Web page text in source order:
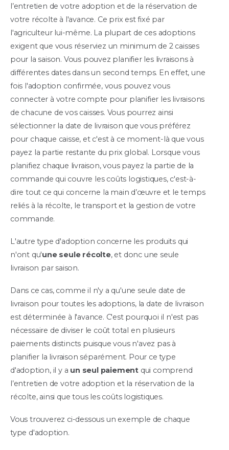
l’entretien de votre adoption et de la réservation de
votre récolte à l'avance. Ce prix est fixé par
l'agriculteur lui-même. La plupart de ces adoptions
exigent que vous réserviez un minimum de 2 caisses
pour la saison. Vous pouvez planifier les livraisons à
différentes dates dans un second temps. En effet, une
fois l'adoption confirmée, vous pouvez vous
connecter à votre compte pour planifier les livraisons
de chacune de vos caisses. Vous pourrez ainsi
sélectionner la date de livraison que vous préférez
pour chaque caisse, et c'est à ce moment-là que vous
payez la partie restante du prix global. Lorsque vous
planifiez chaque livraison, vous payez la partie de la
commande qui couvre les coûts logistiques, c'est-à-
dire tout ce qui concerne la main d’œuvre et le temps
reliés à la récolte, le transport et la gestion de votre
commande.
L'autre type d'adoption concerne les produits qui
n'ont qu'une seule récolte, et donc une seule
livraison par saison.
Dans ce cas, comme il n'y a qu'une seule date de
livraison pour toutes les adoptions, la date de livraison
est déterminée à l'avance. C'est pourquoi il n'est pas
nécessaire de diviser le coût total en plusieurs
paiements distincts puisque vous n'avez pas à
planifier la livraison séparément. Pour ce type
d'adoption, il y a un seul paiement qui comprend
l’entretien de votre adoption et la réservation de la
récolte, ainsi que tous les coûts logistiques.
Vous trouverez ci-dessous un exemple de chaque
type d'adoption.